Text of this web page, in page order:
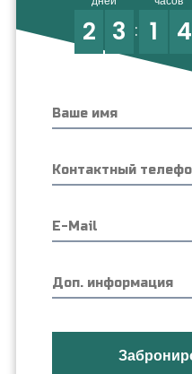
2 3 1 4